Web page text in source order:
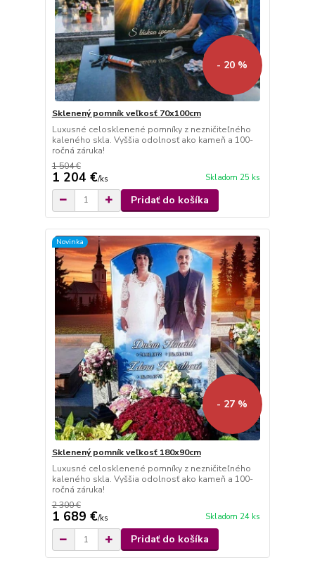
- 20 %
Sklenený pomník veľkosť 70x100cm
Luxusné celosklenené pomníky z nezničiteľného
kaleného skla. Vyššia odolnosť ako kameň a 100-
ročná záruka!
1 504 €
1 204 €/ks Skladom 25 ks
Pridať do košíka
Novinka
- 27 %
Sklenený pomník veľkosť 180x90cm
Luxusné celosklenené pomníky z nezničiteľného
kaleného skla. Vyššia odolnosť ako kameň a 100-
ročná záruka!
2 300 €
1 689 €/ks Skladom 24 ks
Pridať do košíka